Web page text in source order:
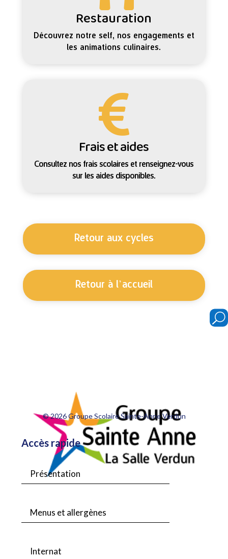
Restauration
Découvrez notre self, nos engagements et
les animations culinaires.

Frais et aides
Consultez nos frais scolaires et renseignez-vous
sur les aides disponibles.
Retour aux cycles
Retour à l’accueil
© 2026 Groupe Scolaire Sainte-Anne Verdun
Accès rapide
Présentation
Menus et allergènes
Internat
U